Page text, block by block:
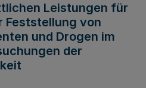
Leistungen für
Feststellung von
und Drogen im
der